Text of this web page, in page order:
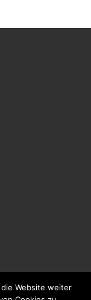
Website weiter